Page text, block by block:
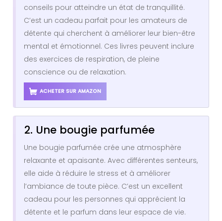
conseils pour atteindre un état de tranquillité.
C’est un cadeau parfait pour les amateurs de
détente qui cherchent à améliorer leur bien-être
mental et émotionnel. Ces livres peuvent inclure
des exercices de respiration, de pleine
conscience ou de relaxation.
ACHETER SUR AMAZON
2. Une bougie parfumée
Une bougie parfumée crée une atmosphère
relaxante et apaisante. Avec différentes senteurs,
elle aide à réduire le stress et à améliorer
l’ambiance de toute pièce. C’est un excellent
cadeau pour les personnes qui apprécient la
détente et le parfum dans leur espace de vie.